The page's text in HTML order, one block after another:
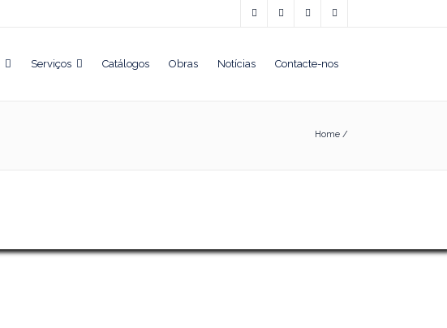
Serviços Catálogos Obras Notícias Contacte-nos
Home /